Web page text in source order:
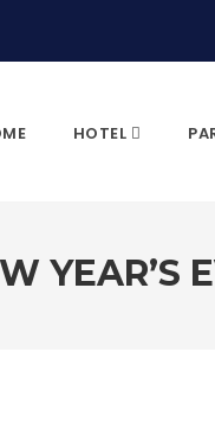
HOTEL
YEAR’S